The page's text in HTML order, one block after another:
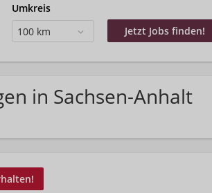
Umkreis
100 km
in Sachsen-Anhalt